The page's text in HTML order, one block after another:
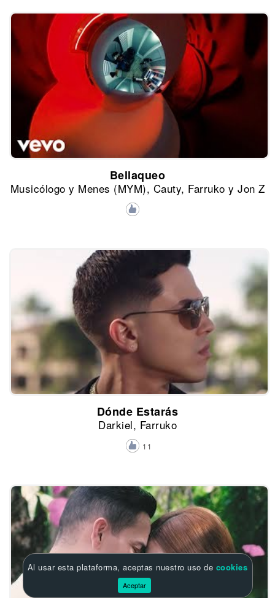
Bellaqueo
Musicólogo y Menes (MYM), Cauty, Farruko y Jon Z
Dónde Estarás
Darkiel, Farruko
11
Al usar esta plataforma, aceptas nuestro uso de cookies
Aceptar